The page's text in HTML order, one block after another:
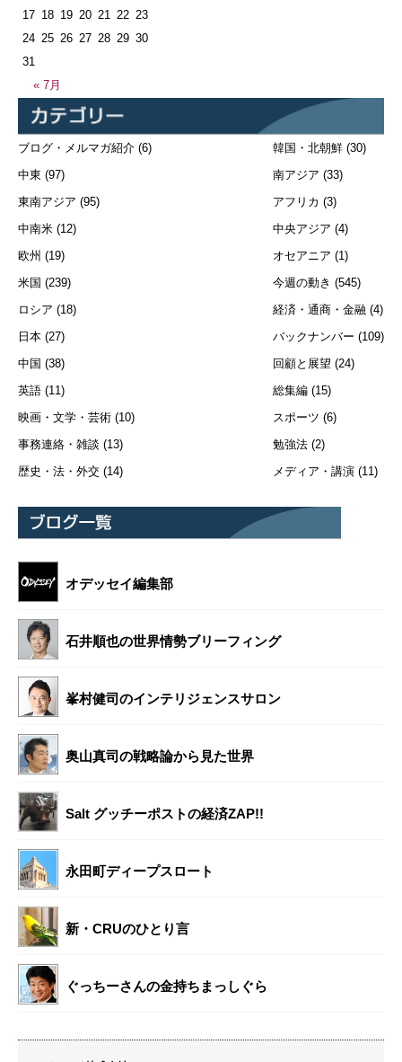
« 7月
17 18 19 20 21 22 23
24 25 26 27 28 29 30
31
ブログ・メルマガ紹介 (6)
中東 (97)
東南アジア (95)
中南米 (12)
欧州 (19)
米国 (239)
ロシア (18)
日本 (27)
中国 (38)
英語 (11)
映画・文学・芸術 (10)
事務連絡・雑談 (13)
歴史・法・外交 (14)
韓国・北朝鮮 (30)
南アジア (33)
アフリカ (3)
中央アジア (4)
オセアニア (1)
今週の動き (545)
経済・通商・金融 (4)
バックナンバー (109)
回顧と展望 (24)
総集編 (15)
スポーツ (6)
勉強法 (2)
メディア・講演 (11)
オデッセイ編集部
石井順也の世界情勢ブリーフィング
峯村健司のインテリジェンスサロン
奥山真司の戦略論から見た世界
Salt グッチーポストの経済ZAP!!
永田町ディープスロート
新・CRUのひとり言
ぐっちーさんの金持ちまっしぐら